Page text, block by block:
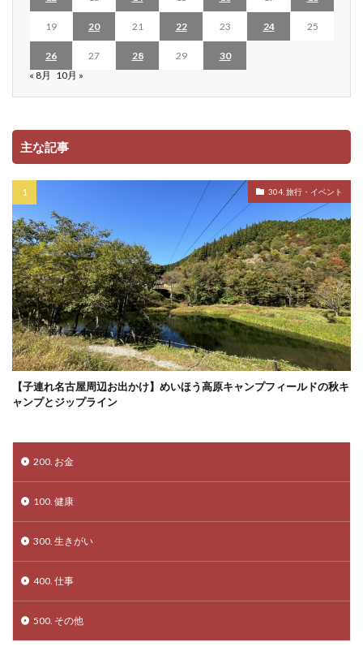
19 20 21 22 23 24 25
26 27 28 29
30
« 8月 10月 »
主な記事
304. 旅行・イベント
【子連れ名古屋周辺お出かけ】めいほう高原キャンプフィールドの秋キ
ャンプとジップライン
200. お金
100. 健康
300. 生きがい
400. 仕事
500. その他